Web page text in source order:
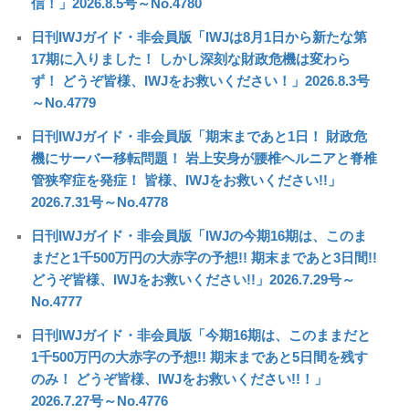
信！」2026.8.5号～No.4780
日刊IWJガイド・非会員版「IWJは8月1日から新たな第
17期に入りました！ しかし深刻な財政危機は変わら
ず！ どうぞ皆様、IWJをお救いください！」2026.8.3号
～No.4779
日刊IWJガイド・非会員版「期末まであと1日！ 財政危
機にサーバー移転問題！ 岩上安身が腰椎ヘルニアと脊椎
管狭窄症を発症！ 皆様、IWJをお救いください!!」
2026.7.31号～No.4778
日刊IWJガイド・非会員版「IWJの今期16期は、このま
まだと1千500万円の大赤字の予想!! 期末まであと3日間!!
どうぞ皆様、IWJをお救いください!!」2026.7.29号～
No.4777
日刊IWJガイド・非会員版「今期16期は、このままだと
1千500万円の大赤字の予想!! 期末まであと5日間を残す
のみ！ どうぞ皆様、IWJをお救いください!!！」
2026.7.27号～No.4776